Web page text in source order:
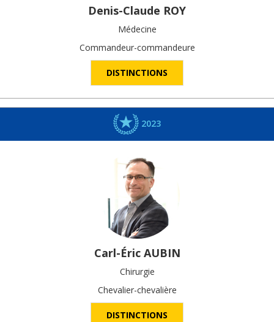
Denis-Claude ROY
Médecine
Commandeur-commandeure
DISTINCTIONS
2023
Carl-Éric AUBIN
Chirurgie
Chevalier-chevalière
DISTINCTIONS